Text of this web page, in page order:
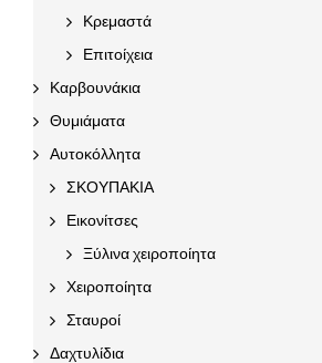
Κρεμαστά
Επιτοίχεια
Καρβουνάκια
Θυμιάματα
Αυτοκόλλητα
ΣΚΟΥΠΑΚΙΑ
Εικονίτσες
Ξύλινα χειροποίητα
Χειροποίητα
Σταυροί
Δαχτυλίδια